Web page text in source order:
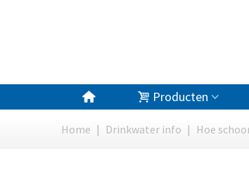
Producten
Home | Drinkwater info | Hoe